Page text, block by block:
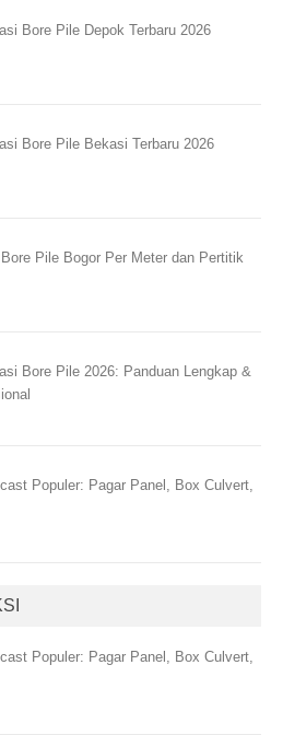
Bore Pile Depok Terbaru 2026
Bore Pile Bekasi Terbaru 2026
Pile Bogor Per Meter dan Pertitik
Bore Pile 2026: Panduan Lengkap &
Populer: Pagar Panel, Box Culvert,
Populer: Pagar Panel, Box Culvert,